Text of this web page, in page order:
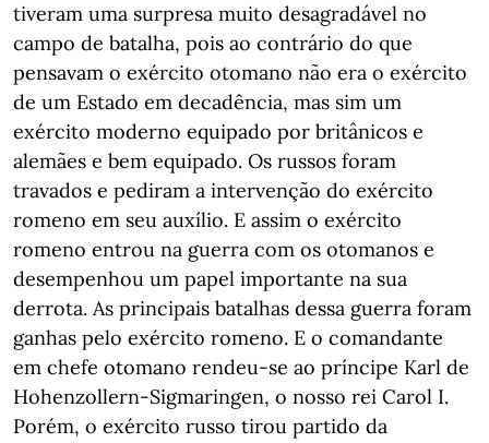
tiveram uma surpresa muito desagradável no
campo de batalha, pois ao contrário do que
pensavam o exército otomano não era o exército
de um Estado em decadência, mas sim um
exército moderno equipado por britânicos e
alemães e bem equipado. Os russos foram
travados e pediram a intervenção do exército
romeno em seu auxílio. E assim o exército
romeno entrou na guerra com os otomanos e
desempenhou um papel importante na sua
derrota. As principais batalhas dessa guerra foram
ganhas pelo exército romeno. E o comandante
em chefe otomano rendeu-se ao príncipe Karl de
Hohenzollern-Sigmaringen, o nosso rei Carol I.
Porém, o exército russo tirou partido da